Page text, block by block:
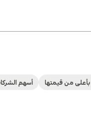
من قيمتها أسهم